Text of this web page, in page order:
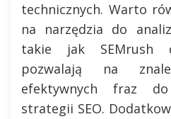
technicznych. Warto
na narzędzia do
takie jak SEMrush
pozwalają na
efektywnych fraz
strategii SEO.